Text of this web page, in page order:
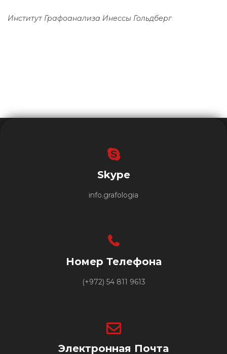
Институт Графоанализа Инессы Гольдберг
Skype
info.grafologia
Номер Телефона
(+972) 54 811 9613
Электронная Почта